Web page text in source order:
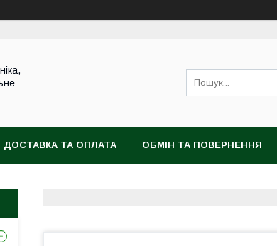
ДОСТАВКА ТА ОПЛАТА ОБМІН ТА ПОВЕРНЕННЯ